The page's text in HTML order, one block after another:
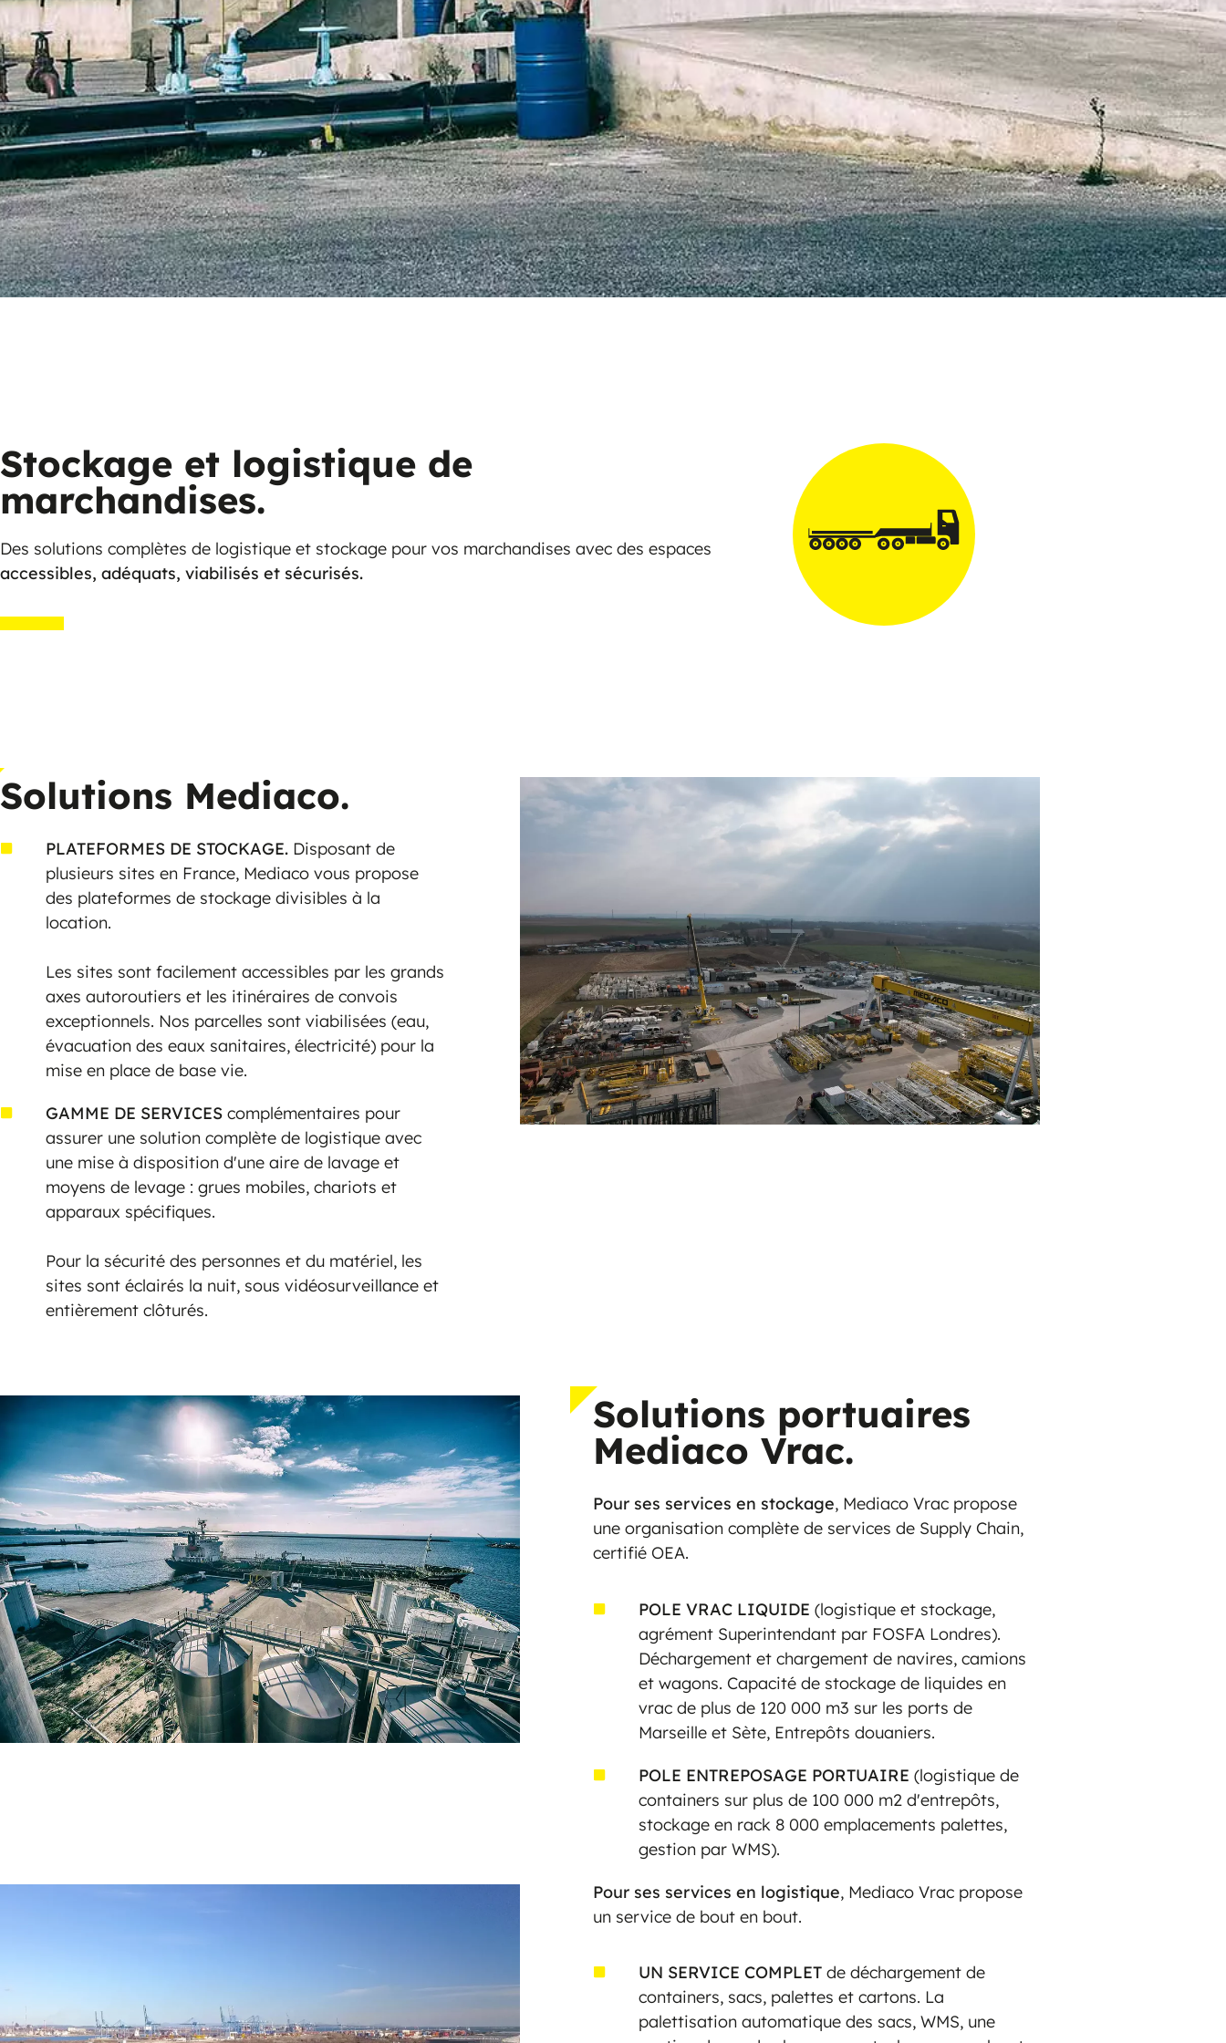
Stockage et logistique de
marchandises.
Des solutions complètes de logistique et stockage pour vos marchandises avec des espaces
accessibles, adéquats, viabilisés et sécurisés.
Solutions Mediaco.
PLATEFORMES DE STOCKAGE. Disposant de
plusieurs sites en France, Mediaco vous propose
des plateformes de stockage divisibles à la
location.
Les sites sont facilement accessibles par les grands
axes autoroutiers et les itinéraires de convois
exceptionnels. Nos parcelles sont viabilisées (eau,
évacuation des eaux sanitaires, électricité) pour la
mise en place de base vie.
GAMME DE SERVICEScomplémentaires pour
assurer une solution complète de logistique avec
une mise à disposition d'une aire de lavage et
moyens de levage : grues mobiles, chariots et
apparaux spécifiques.
Pour la sécurité des personnes et du matériel, les
sites sont éclairés la nuit, sous vidéosurveillance et
entièrement clôturés.
Solutions portuaires
Mediaco Vrac.
Pour ses services en stockage, Mediaco Vrac propose
une organisation complète de services de Supply Chain,
certifié OEA.
POLE VRAC LIQUIDE (logistique et stockage,
agrément Superintendant par FOSFA Londres).
Déchargement et chargement de navires, camions
et wagons. Capacité de stockage de liquides en
vrac de plus de 120 000 m3 sur les ports de
Marseille et Sète, Entrepôts douaniers.
POLE ENTREPOSAGE PORTUAIRE (logistique de
containers sur plus de 100 000 m2 d'entrepôts,
stockage en rack 8 000 emplacements palettes,
gestion par WMS).
Pour ses services en logistique, Mediaco Vrac propose
un service de bout en bout.
UN SERVICE COMPLETde déchargement de
containers, sacs, palettes et cartons. La
palettisation automatique des sacs, WMS, une